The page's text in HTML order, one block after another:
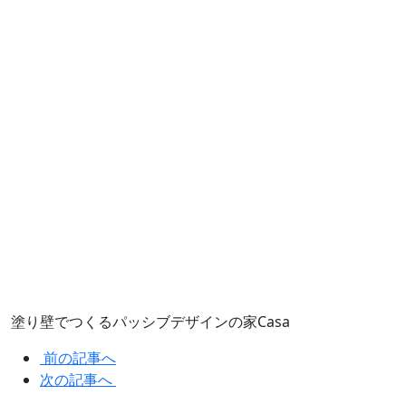
塗り壁でつくるパッシブデザインの家Casa
前の記事へ
次の記事へ